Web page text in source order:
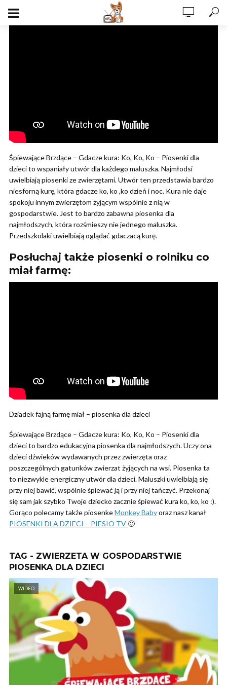
Śpiewające Brzdące – Gdacze kura: Ko, Ko, Ko – Piosenki dla
dzieci to wspaniały utwór dla każdego maluszka. Najmłodsi
uwielbiają piosenki ze zwierzętami. Utwór ten przedstawia bardzo
niesforną kurę, która gdacze ko, ko ,ko dzień i noc. Kura nie daje
spokoju innym zwierzętom żyjącym wspólnie z nią w
gospodarstwie. Jest to bardzo zabawna piosenka dla
najmłodszych, która rozśmieszy nie jednego maluszka.
Przedszkolaki uwielbiają oglądać gdaczacą kurę.
Posłuchaj także piosenki o rolniku co
miał farmę:
Dziadek fajną farmę miał – piosenka dla dzieci
Śpiewające Brzdące – Gdacze kura: Ko, Ko, Ko – Piosenki dla
dzieci to bardzo edukacyjna piosenka dla najmłodszych. Uczy ona
dzieci dźwieków wydawanych przez zwierzęta oraz
poszczególnych gatunków zwierzat żyjących na wsi. Piosenka ta
to niezwykle energiczny utwór dla dzieci. Maluszki uwielbiają się
przy niej bawić, wspólnie śpiewać ją i przy niej tańczyć. Przekonaj
się sam jak szybko Twoje dziecko zacznie śpiewać kura ko, ko, ko :).
Gorąco polecamy także piosenkeMonkey Babyoraz nasz kanał
PIOSENKI DLA DZIECI – PIESIO TV🙂
TAG - ZWIERZETA W GOSPODARSTWIE
PIOSENKA DLA DZIECI
WIDEO